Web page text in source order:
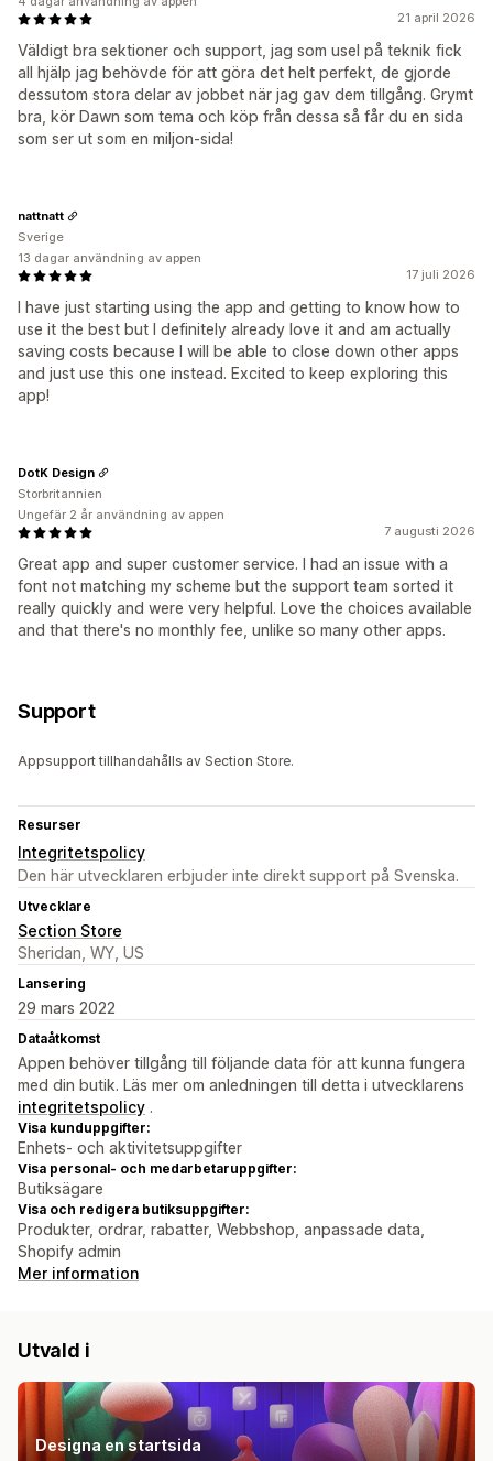
21 april 2026
Väldigt bra sektioner och support, jag som usel på teknik fick
all hjälp jag behövde för att göra det helt perfekt, de gjorde
dessutom stora delar av jobbet när jag gav dem tillgång. Grymt
bra, kör Dawn som tema och köp från dessa så får du en sida
som ser ut som en miljon-sida!
17 juli 2026
I have just starting using the app and getting to know how to
use it the best but I definitely already love it and am actually
saving costs because I will be able to close down other apps
and just use this one instead. Excited to keep exploring this
app!
nattnatt
Sverige
13 dagar användning av appen
7 augusti 2026
Great app and super customer service. I had an issue with a
font not matching my scheme but the support team sorted it
really quickly and were very helpful. Love the choices available
and that there's no monthly fee, unlike so many other apps.
DotK Design
Storbritannien
Ungefär 2 år användning av appen
Support
Appsupport tillhandahålls av Section Store.
Resurser
Integritetspolicy
Den här utvecklaren erbjuder inte direkt support på Svenska.
Utvecklare
Section Store
Sheridan, WY, US
Lansering
29 mars 2022
Dataåtkomst
Appen behöver tillgång till följande data för att kunna fungera
med din butik. Läs mer om anledningen till detta i utvecklarens
integritetspolicy .
Visa kunduppgifter:
Enhets- och aktivitetsuppgifter
Visa personal- och medarbetaruppgifter:
Butiksägare
Visa och redigera butiksuppgifter:
Produkter, ordrar, rabatter, Webbshop, anpassade data,
Shopify admin
Mer information
Utvald i
Designa en startsida